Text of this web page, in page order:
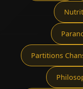
Partitions